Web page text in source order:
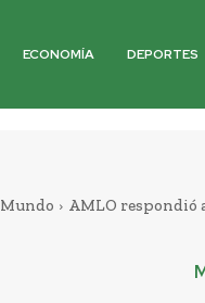
ECONOMÍA DEPORTES
Mundo AMLO respondió